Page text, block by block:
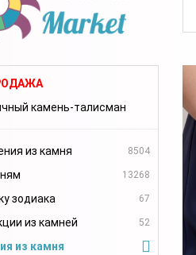
камень-талисман
из камня 8504
13268
зодиака 67
из камней 52
из камня